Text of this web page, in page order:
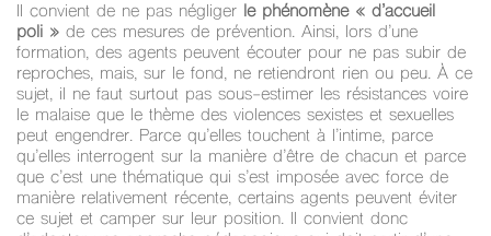
Il convient de ne pas négliger le phénomène « d’accueil
poli » de ces mesures de prévention. Ainsi, lors d’une
formation, des agents peuvent écouter pour ne pas subir de
reproches, mais, sur le fond, ne retiendront rien ou peu. À ce
sujet, il ne faut surtout pas sous-estimer les résistances voire
le malaise que le thème des violences sexistes et sexuelles
peut engendrer. Parce qu’elles touchent à l’intime, parce
qu’elles interrogent sur la manière d’être de chacun et parce
que c’est une thématique qui s’est imposée avec force de
manière relativement récente, certains agents peuvent éviter
ce sujet et camper sur leur position. Il convient donc